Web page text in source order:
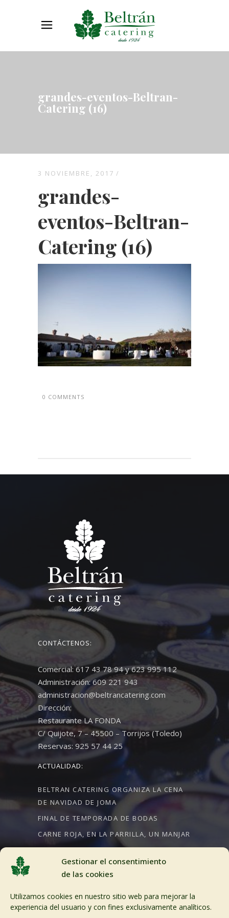
Gestionar el consentimiento
de las cookies
Utilizamos cookies en nuestro sitio web para mejorar la
experiencia del usuario y con fines exclusivamente analíticos.
grandes-eventos-Beltran-
Catering (16)
3 NOVIEMBRE, 2017
grandes-
eventos-Beltran-
Catering (16)
0 COMMENTS
CONTÁCTENOS:
Comercial: 617 43 78 94 y 623 995 112
Administración: 609 221 943
administracion@beltrancatering.com
Dirección:
Restaurante LA FONDA
C/ Quijote, 7 – 45500 – Torrijos (Toledo)
Reservas: 925 57 44 25
ACTUALIDAD:
BELTRAN CATERING ORGANIZA LA CENA
DE NAVIDAD DE JOMA
FINAL DE TEMPORADA DE BODAS
CARNE ROJA, EN LA PARRILLA, UN MANJAR
CRÉDITOS:
Aviso Legal